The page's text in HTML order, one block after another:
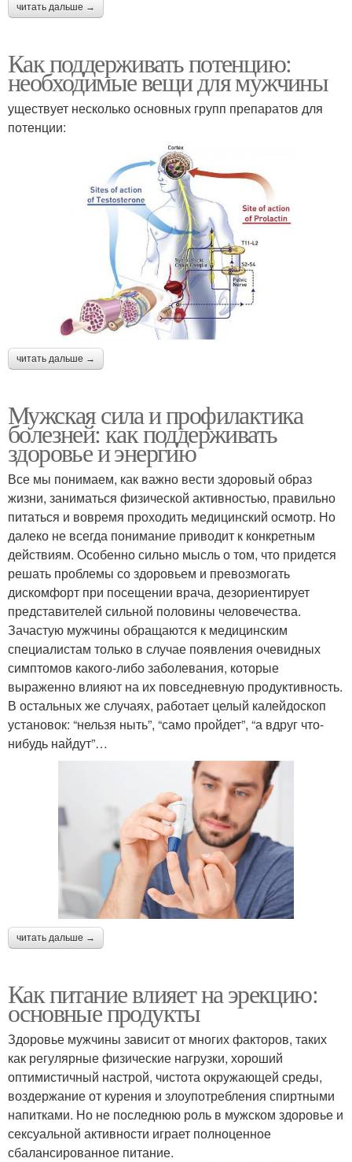
читать дальше →
Как поддерживать потенцию:
необходимые вещи для мужчины
уществует несколько основных групп препаратов для
потенции:
читать дальше →
Мужская сила и профилактика
болезней: как поддерживать
здоровье и энергию
Все мы понимаем, как важно вести здоровый образ
жизни, заниматься физической активностью, правильно
питаться и вовремя проходить медицинский осмотр. Но
далеко не всегда понимание приводит к конкретным
действиям. Особенно сильно мысль о том, что придется
решать проблемы со здоровьем и превозмогать
дискомфорт при посещении врача, дезориентирует
представителей сильной половины человечества.
Зачастую мужчины обращаются к медицинским
специалистам только в случае появления очевидных
симптомов какого-либо заболевания, которые
выраженно влияют на их повседневную продуктивность.
В остальных же случаях, работает целый калейдоскоп
установок: “нельзя ныть”, “само пройдет”, “а вдруг что-
нибудь найдут”…
читать дальше →
Как питание влияет на эрекцию:
основные продукты
Здоровье мужчины зависит от многих факторов, таких
как регулярные физические нагрузки, хороший
оптимистичный настрой, чистота окружающей среды,
воздержание от курения и злоупотребления спиртными
напитками. Но не последнюю роль в мужском здоровье и
сексуальной активности играет полноценное
сбалансированное питание.